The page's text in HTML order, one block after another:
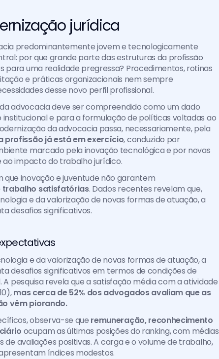
jurídica
predominantemente jovem e tecnologicamente
por que grande parte das estruturas da profissão
para uma realidade pregressa? Procedimentos, rotinas
e práticas organizacionais nem sempre
desse novo perfil profissional.
advocacia deve ser compreendido como um dado
e para a formulação de políticas voltadas ao
da advocacia passa, necessariamente, pela
profissão já está em exercício, conduzido por
marcado pela inovação tecnológica e por novas
impacto do trabalho jurídico.
inovação e juventude não garantem
trabalho satisfatórias. Dados recentes revelam que,
e da valorização de novas formas de atuação, a
desafios significativos.
e da valorização de novas formas de atuação, a
desafios significativos em termos de condições de
pesquisa revela que a satisfação média com a atividade
mas cerca de 52% dos advogados avaliam que as
vêm piorando.
observa-se que remuneração, reconhecimento
ocupam as últimas posições do ranking, com médias
de avaliações positivas. A carga e o volume de trabalho,
índices modestos.